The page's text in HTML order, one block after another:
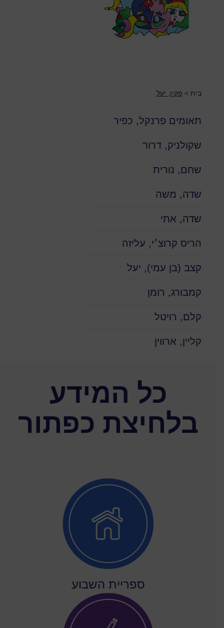
בית > פקין, יעל
תאומים פרנקל, כפיר
שקולניק, דרור
שחם, נורית
שדה, משה
שדה, אתי
הריס קרוצ׳י, עליזה
קצב (בן עמי), יעל
קמבורג, רומן
קלם, רויטל
קליין, ארווין
כל המידע
בלחיצת כפתור
ספריית השבוע